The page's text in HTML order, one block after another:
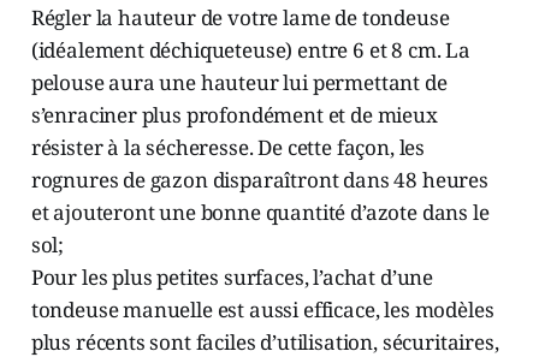
Régler la hauteur de votre lame de tondeuse
(idéalement déchiqueteuse) entre 6 et 8 cm. La
pelouse aura une hauteur lui permettant de
s’enraciner plus profondément et de mieux
résister à la sécheresse. De cette façon, les
rognures de gazon disparaîtront dans 48 heures
et ajouteront une bonne quantité d’azote dans le
sol;
Pour les plus petites surfaces, l’achat d’une
tondeuse manuelle est aussi efficace, les modèles
plus récents sont faciles d’utilisation, sécuritaires,